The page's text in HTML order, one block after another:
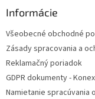
Informácie
Všeobecné obchodné
Zásady spracovania a
Reklamačný poriadok
GDPR dokumenty -
Namietanie spracúvania